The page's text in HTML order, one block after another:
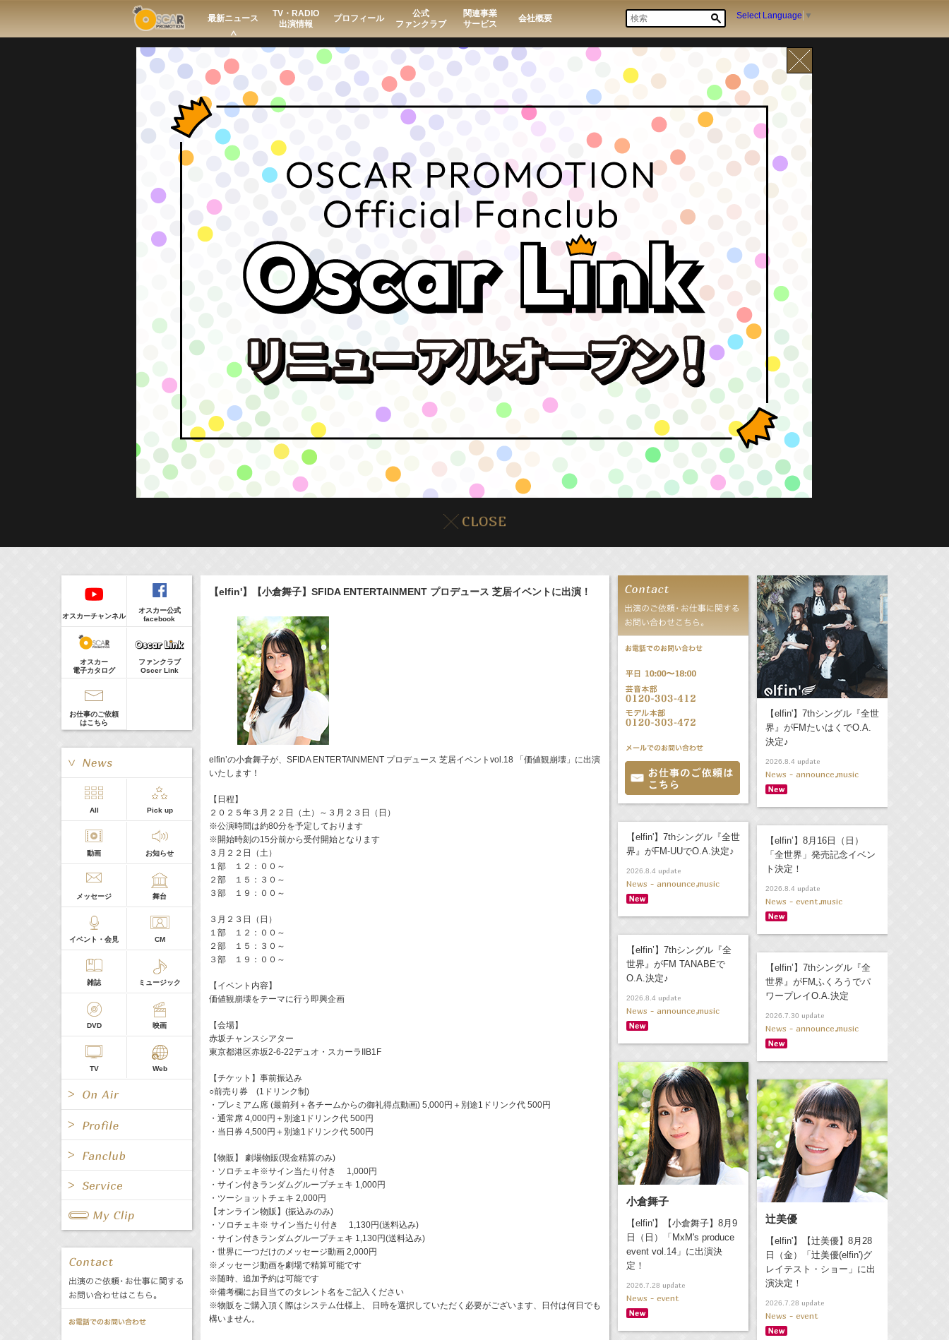
最新ニュース
TV・RADIO
出演情報
プロフィール
公式
ファンクラブ
関連事業
サービス
会社概要 Select Language ▼
8/5(Wed)
イベント
販売情報
20:00-22:00(Radio
アフター６ジャンクション
真矢ミキ
奥野壮
おちたらおわり
> More
【elfin'】【小倉舞子】SFIDA ENTERTAINMENT プロデュース 芝居イベントに出演！
elfin’の小倉舞子が、SFIDA ENTERTAINMENT プロデュース 芝居イベントvol.18 「価値観崩壊」に出演
いたします！
【日程】
２０２５年３月２２日（土）～３月２３日（日）
※公演時間は約80分を予定しております
※開始時刻の15分前から受付開始となります
３月２２日（土）
１部 １２：００～
２部 １５：３０～
３部 １９：００～
３月２３日（日）
１部 １２：００～
２部 １５：３０～
３部 １９：００～
【イベント内容】
価値観崩壊をテーマに行う即興企画
【会場】
赤坂チャンスシアター
東京都港区赤坂2-6-22デュオ・スカーラIIB1F
【チケット】事前振込み
○前売り券 (1ドリンク制)
・プレミアム席 (最前列＋各チームからの御礼得点動画) 5,000円＋別途1ドリンク代 500円
・通常席 4,000円＋別途1ドリンク代 500円
・当日券 4,500円＋別途1ドリンク代 500円
【物販】 劇場物販(現金精算のみ)
・ソロチェキ※サイン当たり付き 1,000円
・サイン付きランダムグループチェキ 1,000円
・ツーショットチェキ 2,000円
【オンライン物販】(振込みのみ)
・ソロチェキ※ サイン当たり付き 1,130円(送料込み)
・サイン付きランダムグループチェキ 1,130円(送料込み)
・世界に一つだけのメッセージ動画 2,000円
※メッセージ動画を劇場で精算可能です
※随時、追加予約は可能です
※備考欄にお目当てのタレント名をご記入ください
※物販をご購入頂く際はシステム仕様上、 日時を選択していただく必要がございます、日付は何日でも
構いません。
【elfin'】7thシングル『全世
界』がFMたいはくでO.A.
決定♪
2026.8.4 update
News - announce,music
【elfin'】7thシングル『全世
界』がFM-UUでO.A.決定♪
2026.8.4 update
News - announce,music
【elfin’】8月16日（日）
「全世界」発売記念イベン
ト決定！
2026.8.4 update
News - event,music
【elfin’】7thシングル『全
世界』がFM TANABEで
O.A.決定♪
2026.8.4 update
News - announce,music
【elfin’】7thシングル『全
世界』がFMふくろうでパ
ワープレイO.A.決定
2026.7.30 update
News - announce,music
小倉舞子
【elfin'】【小倉舞子】8月9
日（日）「MxM's produce
event vol.14」に出演決
定！
2026.7.28 update
News - event
辻美優
【elfin'】【辻美優】8月28
日（金）「辻美優(elfin')グ
レイテスト・ショー」に出
演決定！
2026.7.28 update
News - event
オスカーチャンネル
オスカー公式
facebook
オスカー
電子カタログ
ファンクラブ
Oscer Link
お仕事のご依頼
はこちら
All Pick up
動画 お知らせ
メッセージ 舞台
イベント・会見 CM
雑誌 ミュージック
DVD 映画
TV Web
Radio
All 女優/タレント
グループ
キャスター/レポーター
バラエティ 声優
All Fanclub Page
All 関連事業
公式サービス
Regular
Guest
本日の出演
５０音順
CLIP